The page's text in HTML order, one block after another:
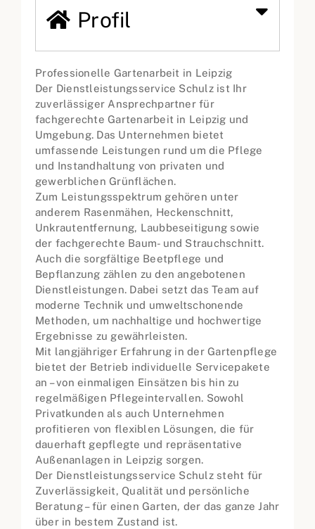
Profil
Professionelle Gartenarbeit in Leipzig
Der Dienstleistungsservice Schulz ist Ihr
zuverlässiger Ansprechpartner für
fachgerechte Gartenarbeit in Leipzig und
Umgebung. Das Unternehmen bietet
umfassende Leistungen rund um die Pflege
und Instandhaltung von privaten und
gewerblichen Grünflächen.
Zum Leistungsspektrum gehören unter
anderem Rasenmähen, Heckenschnitt,
Unkrautentfernung, Laubbeseitigung sowie
der fachgerechte Baum- und Strauchschnitt.
Auch die sorgfältige Beetpflege und
Bepflanzung zählen zu den angebotenen
Dienstleistungen. Dabei setzt das Team auf
moderne Technik und umweltschonende
Methoden, um nachhaltige und hochwertige
Ergebnisse zu gewährleisten.
Mit langjähriger Erfahrung in der Gartenpflege
bietet der Betrieb individuelle Servicepakete
an – von einmaligen Einsätzen bis hin zu
regelmäßigen Pflegeintervallen. Sowohl
Privatkunden als auch Unternehmen
profitieren von flexiblen Lösungen, die für
dauerhaft gepflegte und repräsentative
Außenanlagen in Leipzig sorgen.
Der Dienstleistungsservice Schulz steht für
Zuverlässigkeit, Qualität und persönliche
Beratung – für einen Garten, der das ganze Jahr
über in bestem Zustand ist.